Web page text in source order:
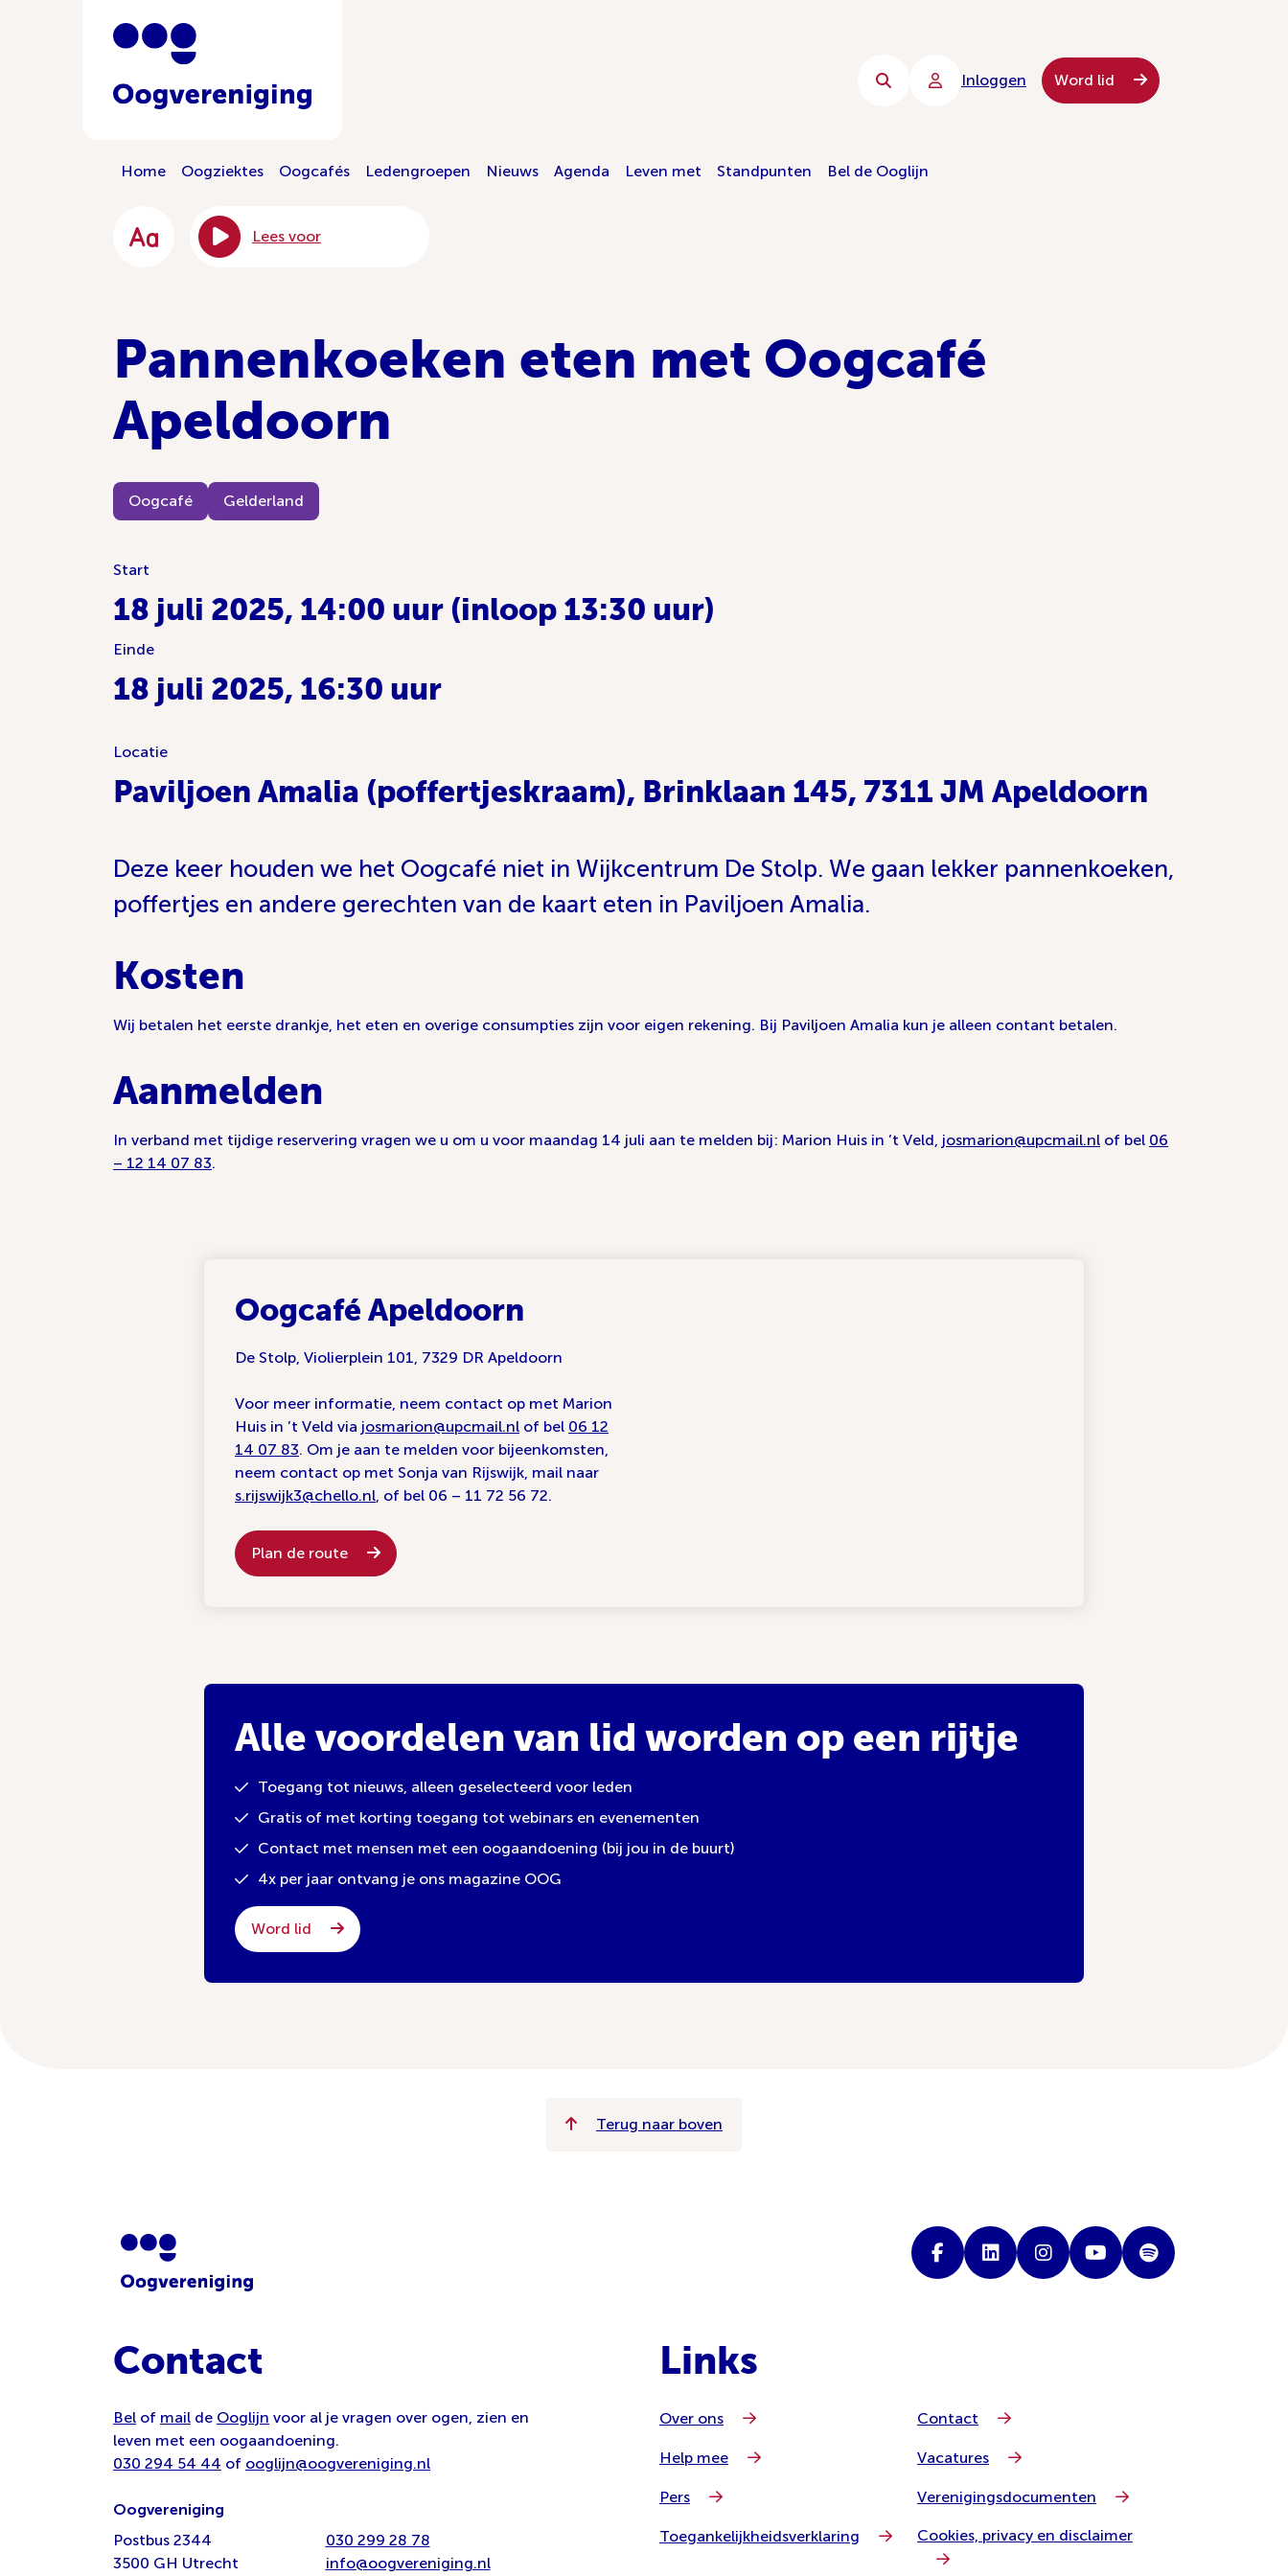
Inloggen Word lid
Home Oogziektes Oogcafés Ledengroepen Nieuws Agenda Leven met Standpunten Bel de Ooglijn
Lees voor
Pannenkoeken eten met Oogcafé
Apeldoorn
Oogcafé Gelderland
Start
18 juli 2025, 14:00 uur (inloop 13:30 uur)
Einde
18 juli 2025, 16:30 uur
Locatie
Paviljoen Amalia (poffertjeskraam), Brinklaan 145, 7311 JM Apeldoorn
Deze keer houden we het Oogcafé niet in Wijkcentrum De Stolp. We gaan lekker pannenkoeken,
poffertjes en andere gerechten van de kaart eten in Paviljoen Amalia.
Kosten
Wij betalen het eerste drankje, het eten en overige consumpties zijn voor eigen rekening. Bij Paviljoen Amalia kun je alleen contant betalen.
Aanmelden
In verband met tijdige reservering vragen we u om u voor maandag 14 juli aan te melden bij: Marion Huis in ’t Veld, josmarion@upcmail.nl of bel 06
– 12 14 07 83.
Oogcafé Apeldoorn
De Stolp, Violierplein 101, 7329 DR Apeldoorn
Voor meer informatie, neem contact op met Marion
Huis in ’t Veld via josmarion@upcmail.nl of bel 06 12
14 07 83. Om je aan te melden voor bijeenkomsten,
neem contact op met Sonja van Rijswijk, mail naar
s.rijswijk3@chello.nl, of bel 06 – 11 72 56 72.
Plan de route
Alle voordelen van lid worden op een rijtje
Toegang tot nieuws, alleen geselecteerd voor leden
Gratis of met korting toegang tot webinars en evenementen
Contact met mensen met een oogaandoening (bij jou in de buurt)
4x per jaar ontvang je ons magazine OOG
Word lid
Terug naar boven
Contact
Bel of mail de Ooglijn voor al je vragen over ogen, zien en
leven met een oogaandoening.
030 294 54 44 of ooglijn@oogvereniging.nl
Oogvereniging
Postbus 2344
3500 GH Utrecht
030 299 28 78
info@oogvereniging.nl
Links
Over ons Contact
Help mee Vacatures
Pers Verenigingsdocumenten
Toegankelijkheidsverklaring Cookies, privacy en disclaimer